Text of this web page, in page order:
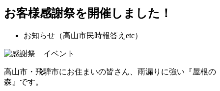
お客様感謝祭を開催しました！
お知らせ（高山市民時報答えetc）
高山市・飛騨市にお住まいの皆さん、雨漏りに強い『屋根の
森』です。